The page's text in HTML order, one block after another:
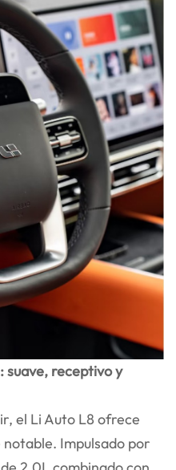
suave, receptivo y
el Li Auto L8 ofrece
Impulsado por